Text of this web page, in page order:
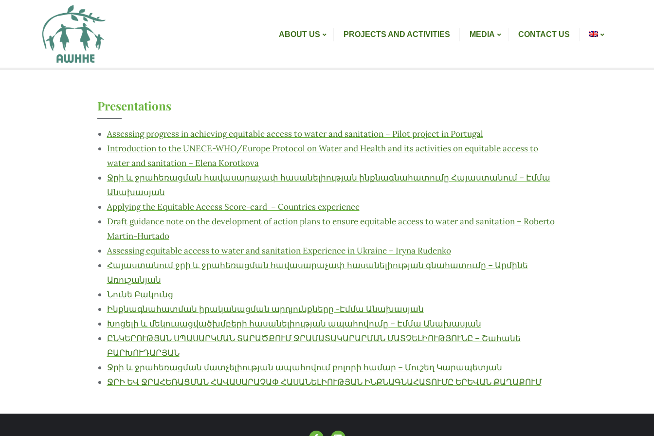
ABOUT US PROJECTS AND ACTIVITIES MEDIA CONTACT US
Presentations
Assessing progress in achieving equitable access to water and sanitation – Pilot project in Portugal
Introduction to the UNECE-WHO/Europe Protocol on Water and Health and its activities on equitable access to
water and sanitation – Elena Korotkova
Ջրի և ջրահեռացման հավասարաչափ հասանելիության ինքնագնահատումը Հայաստանում – Էմմա
Անախասյան
Applying the Equitable Access Score-card – Countries experience
Draft guidance note on the development of action plans to ensure equitable access to water and sanitation – Roberto
Martin-Hurtado
Assessing equitable access to water and sanitation Experience in Ukraine – Iryna Rudenko
Հայաստանում ջրի և ջրահեռացման հավասարաչափ հասանելիության գնահատումը – Արմինե
Առուշանյան
Նունե Բակունց
Ինքնագնահատման իրականացման արդյունքները -Էմմա Անախասյան
Խոցելի և մեկուսացվածխմբերի հասանելիության ապահովումը – Էմմա Անախասյան
ԸՆԿԵՐՈՒԹՅԱՆ ՍՊԱՍԱՐԿՄԱՆ ՏԱՐԱԾՔՈՒՄ ՋՐԱՄԱՏԱԿԱՐԱՐՄԱՆ ՄԱՏՉԵԼԻՈՒԹՅՈՒՆԸ – Շահանե
ԲԱՐԽՈՒԴԱՐՅԱՆ
Ջրի և ջրահեռացման մատչելիության ապահովում բոլորի համար – Մուշեղ Կարապետյան
ՋՐԻ ԵՎ ՋՐԱՀԵՌԱՑՄԱՆ ՀԱՎԱՍԱՐԱՉԱՓ ՀԱՍԱՆԵԼԻՈՒԹՅԱՆ ԻՆՔՆԱԳՆԱՀԱՏՈՒՄԸ ԵՐԵՎԱՆ ՔԱՂԱՔՈՒՄ